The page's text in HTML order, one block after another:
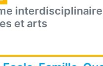
et arts